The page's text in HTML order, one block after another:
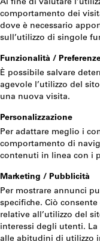
Tipo di prodotto